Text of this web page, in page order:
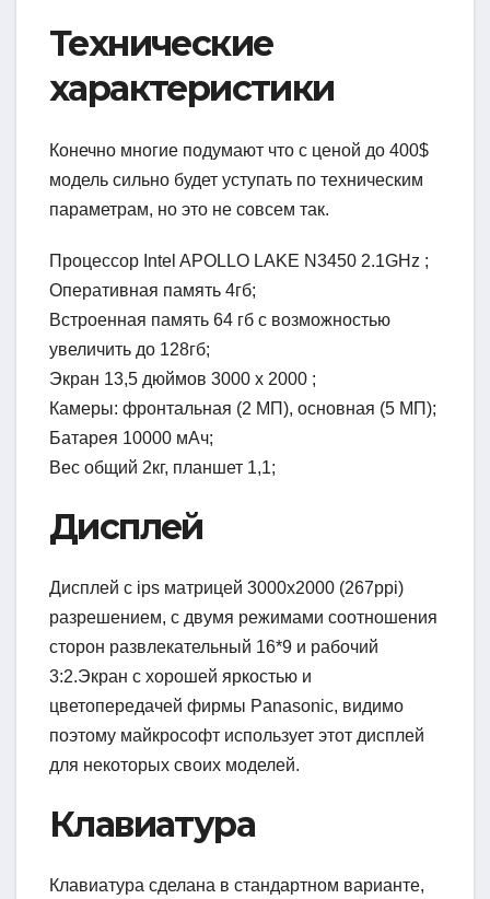
Технические
характеристики
Конечно многие подумают что с ценой до 400$
модель сильно будет уступать по техническим
параметрам, но это не совсем так.
Процессор Intel APOLLO LAKE N3450 2.1GHz ;
Оперативная память 4гб;
Встроенная память 64 гб с возможностью
увеличить до 128гб;
Экран 13,5 дюймов 3000 х 2000 ;
Камеры: фронтальная (2 МП), основная (5 МП);
Батарея 10000 мАч;
Вес общий 2кг, планшет 1,1;
Дисплей
Дисплей с ips матрицей 3000х2000 (267ppi)
разрешением, с двумя режимами соотношения
сторон развлекательный 16*9 и рабочий
3:2.Экран с хорошей яркостью и
цветопередачей фирмы Panasonic, видимо
поэтому майкрософт использует этот дисплей
для некоторых своих моделей.
Клавиатура
Клавиатура сделана в стандартном варианте,